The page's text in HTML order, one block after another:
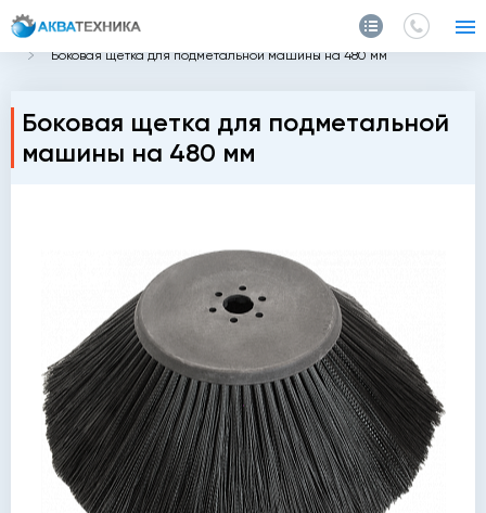
Главная Каталог
Боковая щетка для подметальной машины на 480 мм
Боковая щетка для подметальной
машины на 480 мм